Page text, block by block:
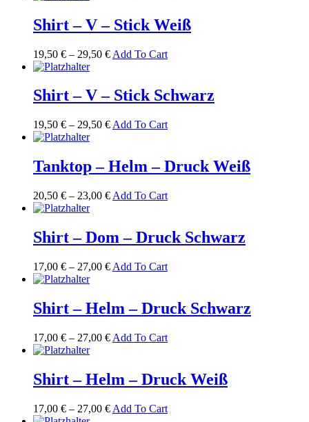
Shirt – V – Stick Weiß
19,50 € – 29,50 € Add To Cart
Shirt – V – Stick Schwarz
19,50 € – 29,50 € Add To Cart
Tanktop – Helm – Druck Weiß
20,50 € – 23,00 € Add To Cart
Shirt – Dom – Druck Schwarz
17,00 € – 27,00 € Add To Cart
Shirt – Helm – Druck Schwarz
17,00 € – 27,00 € Add To Cart
Shirt – Helm – Druck Weiß
17,00 € – 27,00 € Add To Cart